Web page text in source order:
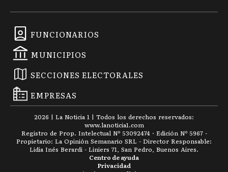
FUNCIONARIOS
MUNICIPIOS
SECCIONES ELECTORALES
EMPRESAS
2026 | La Noticia 1 | Todos los derechos reservados:
www.lanoticia1.com
Registro de Prop. Intelectual Nº 53092474 · Edición Nº 5967 -
Propietario: La Opinión Semanario SRL - Director Responsable:
Lidia Inés Berardi - Liniers 71, San Pedro, Buenos Aires.
Privacidad
Centro de ayuda